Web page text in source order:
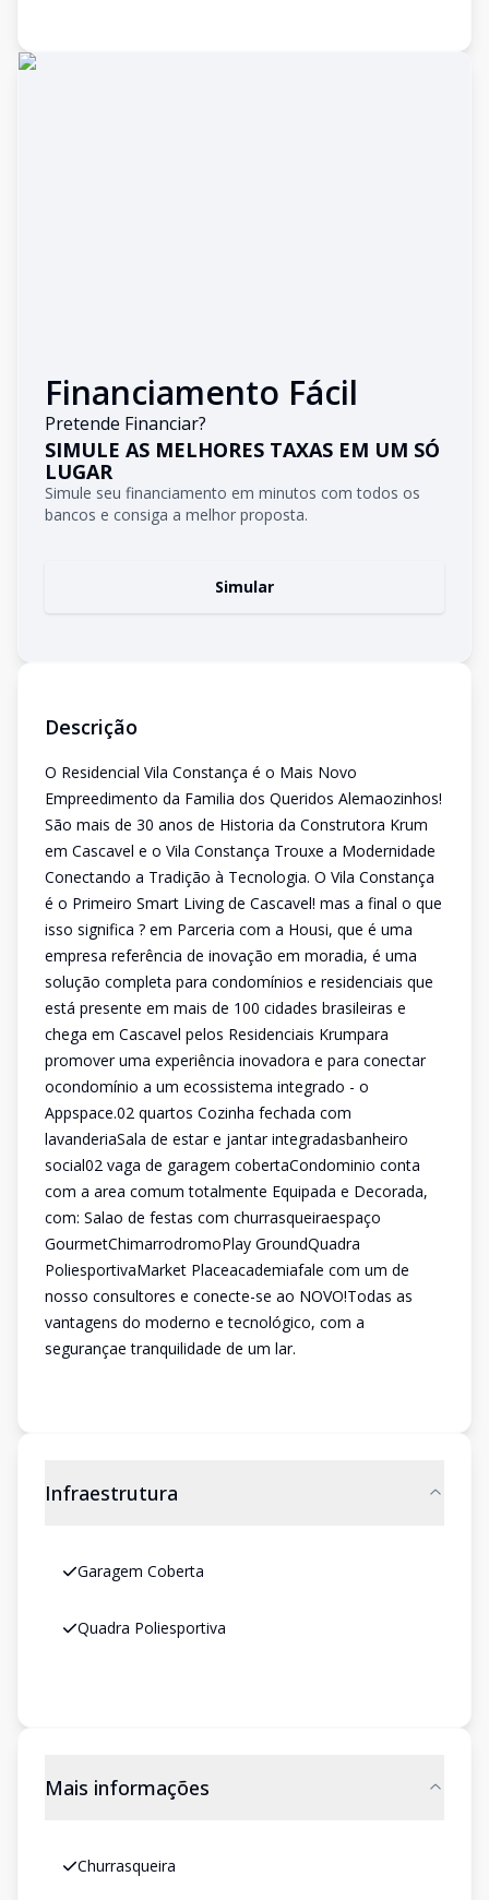
Financiamento Fácil
Pretende Financiar?
SIMULE AS MELHORES TAXAS EM UM SÓ
LUGAR
Simule seu financiamento em minutos com todos os
bancos e consiga a melhor proposta.
Simular
Descrição
O Residencial Vila Constança é o Mais Novo
Empreedimento da Familia dos Queridos Alemaozinhos!
São mais de 30 anos de Historia da Construtora Krum
em Cascavel e o Vila Constança Trouxe a Modernidade
Conectando a Tradição à Tecnologia. O Vila Constança
é o Primeiro Smart Living de Cascavel! mas a final o que
isso significa ? em Parceria com a Housi, que é uma
empresa referência de inovação em moradia, é uma
solução completa para condomínios e residenciais que
está presente em mais de 100 cidades brasileiras e
chega em Cascavel pelos Residenciais Krumpara
promover uma experiência inovadora e para conectar
ocondomínio a um ecossistema integrado - o
Appspace.02 quartos Cozinha fechada com
lavanderiaSala de estar e jantar integradasbanheiro
social02 vaga de garagem cobertaCondominio conta
com a area comum totalmente Equipada e Decorada,
com: Salao de festas com churrasqueiraespaço
GourmetChimarrodromoPlay GroundQuadra
PoliesportivaMarket Placeacademiafale com um de
nosso consultores e conecte-se ao NOVO!Todas as
vantagens do moderno e tecnológico, com a
segurançae tranquilidade de um lar.
Infraestrutura
Garagem Coberta
Quadra Poliesportiva
Mais informações
Churrasqueira